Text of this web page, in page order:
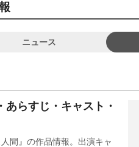
ニュース
あらすじ・キャスト・
間』の作品情報。出演キャ